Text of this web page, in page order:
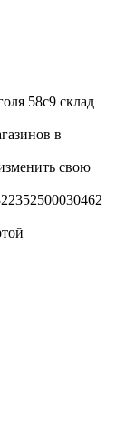
58с9 склад
в
свою